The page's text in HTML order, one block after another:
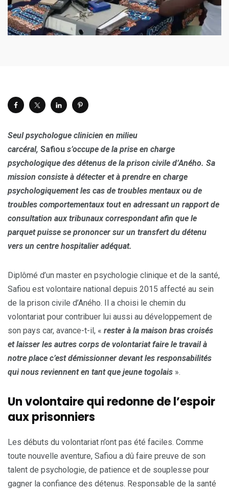
Seul psychologue clinicien en milieu
carcéral, Safiou s’occupe de la prise en charge
psychologique des détenus de la prison civile d’Aného. Sa
mission consiste à détecter et à prendre en charge
psychologiquement les cas de troubles mentaux ou de
troubles comportementaux tout en adressant un rapport de
consultation aux tribunaux correspondant afin que le
parquet puisse se prononcer sur un transfert du détenu
vers un centre hospitalier adéquat.
Diplômé d’un master en psychologie clinique et de la santé,
Safiou est volontaire national depuis 2015 affecté au sein
de la prison civile d’Aného. Il a choisi le chemin du
volontariat pour contribuer lui aussi au développement de
son pays car, avance-t-il, « rester à la maison bras croisés
et laisser les autres corps de volontariat faire le travail à
notre place c’est démissionner devant les responsabilités
qui nous reviennent en tant que jeune togolais ».
Un volontaire qui redonne de l’espoir
aux prisonniers
Les débuts du volontariat n’ont pas été faciles. Comme
toute nouvelle aventure, Safiou a dû faire preuve de son
talent de psychologie, de patience et de souplesse pour
gagner la confiance des détenus. Responsable de la santé